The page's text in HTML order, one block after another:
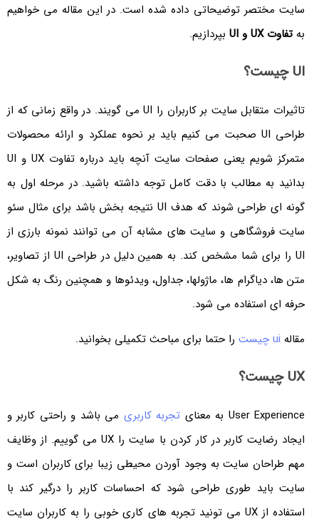
سایت مختصر توضیحاتی داده شده است. در این مقاله می خواهیم
بهتفاوت UX و UI بپردازیم.
UI چیست؟
تاثیرات متقابل سایت بر کاربران را UI می گویند. در واقع زمانی که از
طراحی UI صحبت می کنیم باید بر نحوه عملکرد و ارائه محصولات
متمرکز شویم یعنی صفحات سایت آنچه باید درباره تفاوت UX و UI
بدانید به مطالب با دقت کامل توجه داشته باشید. در مرحله اول به
گونه ای طراحی شوند که هدف UI نتیجه بخش باشد برای مثال سئو
سایت فروشگاهی و سایت های مشابه آن می توانند نمونه بارزی از
UI را برای شما مشخص کند.
به همین دلیل در طراحی UIاز تصاویر،
متن ها، دیاگرام ها، ماژولها، جداول، ویدئوها و همچنین رنگ به شکل
حرفه ای استفاده می شود.
مقالهui چیست را حتما برای مباحث تکمیلی بخوانید.
UX چیست؟
User Experience به معنای تجربه کاربریمی باشد و راحتی کاربر و
ایجاد رضایت کاربر در کار کردن با سایت را UX می گوییم. از وظایف
مهم طراحان سایت به وجود آوردن محیطی زیبا برای کاربران است و
سایت باید طوری طراحی شود که احساسات کاربر را درگیر کند با
استفاده از UX می تونید تجربه های کاری خوبی را به کاربران سایت